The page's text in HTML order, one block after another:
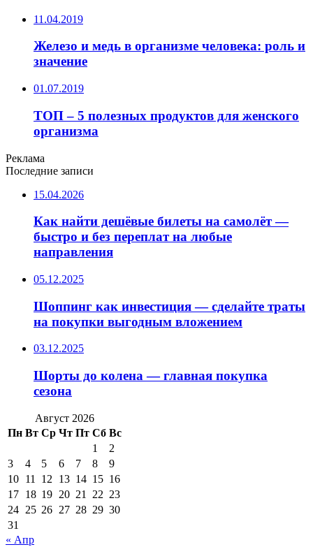
11.04.2019
Железо и медь в организме человека: роль и
значение
01.07.2019
ТОП – 5 полезных продуктов для женского
организма
Реклама
Последние записи
15.04.2026
Как найти дешёвые билеты на самолёт —
быстро и без переплат на любые
направления
05.12.2025
Шоппинг как инвестиция — сделайте траты
на покупки выгодным вложением
03.12.2025
Шорты до колена — главная покупка
сезона
Август 2026
Пн Вт Ср Чт Пт Сб Вс
1
2
3
4 5 6 7 8
9
10 11 12 13 14 15 16
17 18 19 20 21 22 23
24 25 26 27 28 29 30
31
« Апр